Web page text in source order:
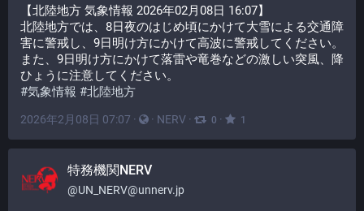
【北陸地方 気象情報 2026年02月08日 16:07】
北陸地方では、8日夜のはじめ頃にかけて大雪による交通障
害に警戒し、9日明け方にかけて高波に警戒してください。
また、9日明け方にかけて落雷や竜巻などの激しい突風、降
ひょうに注意してください。
#気象情報 #北陸地方
2026年2月08日 07:07 · · NERV · 0 · 1
特務機関NERV
@UN_NERV@unnerv.jp